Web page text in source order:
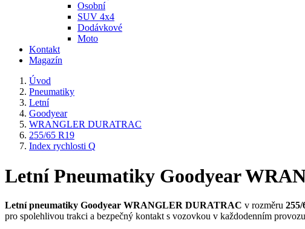
Osobní
SUV 4x4
Dodávkové
Moto
Kontakt
Magazín
Úvod
Pneumatiky
Letní
Goodyear
WRANGLER DURATRAC
255/65 R19
Index rychlosti Q
Letní Pneumatiky Goodyear
Letní pneumatiky Goodyear WRANGLER DURATRAC v rozměru 255/
pro spolehlivou trakci a bezpečný kontakt s vozovkou v každodenním